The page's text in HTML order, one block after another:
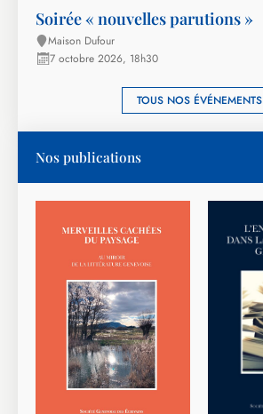
Soirée « nouvelles parutions »
Maison Dufour
7 octobre 2026, 18h30
TOUS NOS ÉVÉNEMENTS
Nos publications